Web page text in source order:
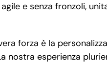
e senza fronzoli,
forza è la
nostra esperienza